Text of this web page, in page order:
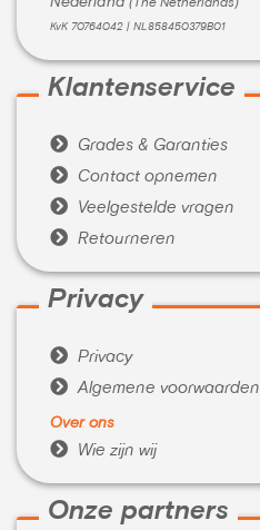
(The Netherlands)
KvK 70764042 | NL858450379B01
Klantenservice
 Grades & Garanties
 Contact opnemen
 Veelgestelde vragen
 Retourneren
Privacy
 Privacy
 Algemene voorwaarden
Over ons
 Wie zijn wij
Onze partners